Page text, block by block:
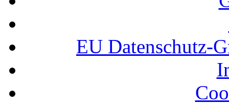
EU Datenschutz-